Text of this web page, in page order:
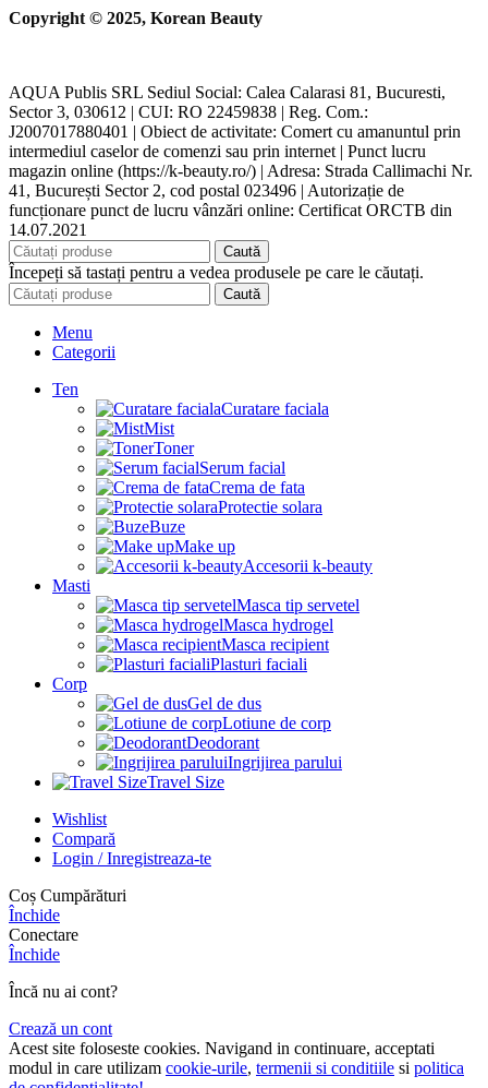
Copyright © 2025, Korean Beauty
AQUA Publis SRL Sediul Social: Calea Calarasi 81, Bucuresti,
Sector 3, 030612 | CUI: RO 22459838 | Reg. Com.:
J2007017880401 | Obiect de activitate: Comert cu amanuntul prin
intermediul caselor de comenzi sau prin internet | Punct lucru
magazin online (https://k-beauty.ro/) | Adresa: Strada Callimachi Nr.
41, București Sector 2, cod postal 023496 | Autorizație de
funcționare punct de lucru vânzări online: Certificat ORCTB din
14.07.2021
Caută
Începeți să tastați pentru a vedea produsele pe care le căutați.
Caută
Menu
Categorii
Ten
Curatare faciala
Mist
Toner
Serum facial
Crema de fata
Protectie solara
Buze
Make up
Accesorii k-beauty
Masti
Masca tip servetel
Masca hydrogel
Masca recipient
Plasturi faciali
Corp
Gel de dus
Lotiune de corp
Deodorant
Ingrijirea parului
Travel Size
Wishlist
Compară
Login / Inregistreaza-te
Coș Cumpărături
Închide
Conectare
Închide
Încă nu ai cont?
Crează un cont
Acest site foloseste cookies. Navigand in continuare, acceptati
modul in care utilizam cookie-urile, termenii si conditiile si politica